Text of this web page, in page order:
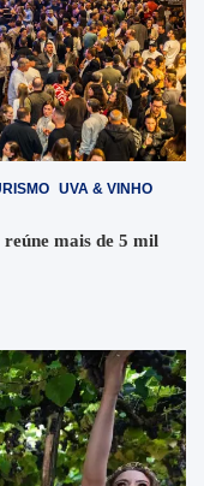
UVA & VINHO
mais de 5 mil